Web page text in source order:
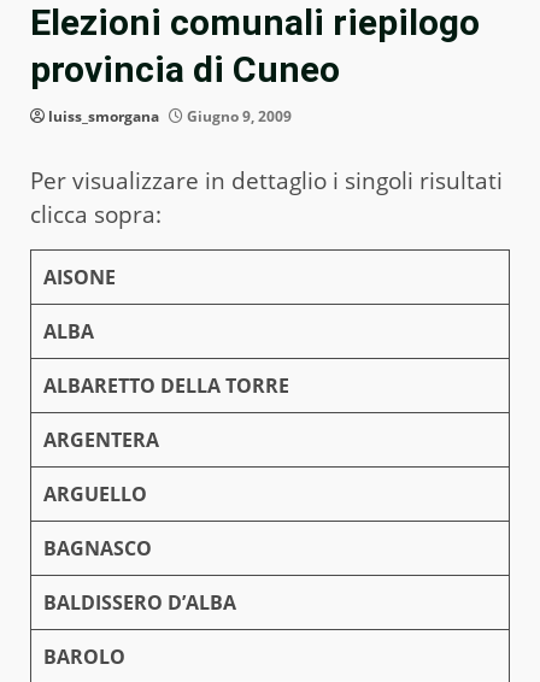
Elezioni comunali riepilogo
provincia di Cuneo
luiss_smorgana Giugno 9, 2009
Per visualizzare in dettaglio i singoli risultati
clicca sopra:
AISONE
ALBA
ALBARETTO DELLA TORRE
ARGENTERA
ARGUELLO
BAGNASCO
BALDISSERO D’ALBA
BAROLO